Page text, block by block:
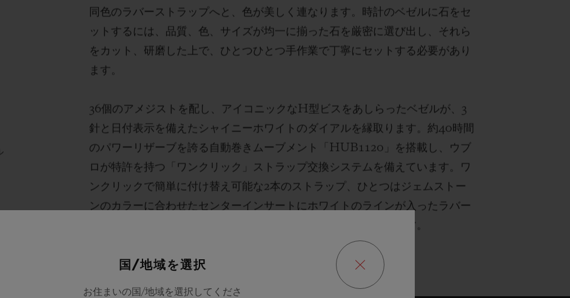
同色のラバーストラップへと、色が美しく連なります。時計のベゼルに石をセ
ットするには、品質、色、サイズが均一に揃った石を厳密に選び出し、それら
をカット、研磨した上で、ひとつひとつ手作業で丁寧にセットする必要があり
ます。
36個のアメジストを配し、アイコニックなH型ビスをあしらったベゼルが、3
針と日付表示を備えたシャイニーホワイトのダイアルを縁取ります。約40時間
のパワーリザーブを誇る自動巻きムーブメント「HUB1120」を搭載し、ウブ
ロが特許を持つ「ワンクリック」ストラップ交換システムを備えています。ワ
ンクリックで簡単に付け替え可能な2本のストラップ、ひとつはジェムストー
ンのカラーに合わせたセンターインサートにホワイトのラインが入ったラバー
ストラップ、もうひとつはホワイトラバーストラップが付属します。
国/地域を選択
お住まいの国/地域を選択してくださ